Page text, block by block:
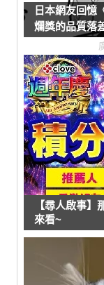
日本網友回憶
爛獎的品質落
【尋人啟事】
來看~